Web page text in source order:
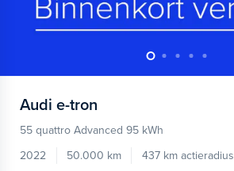
Audi e-tron
55 quattro Advanced 95 kWh
2022
50.000 km 437 km actieradius